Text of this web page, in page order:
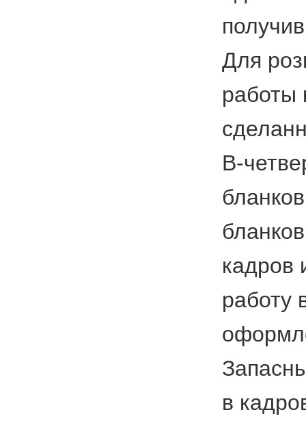
Для
работы
В-
кадров
работу
в